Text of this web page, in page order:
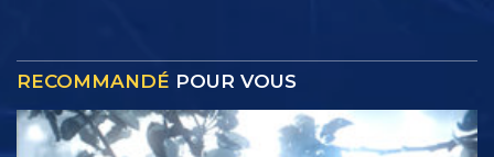
RECOMMANDÉ POUR VOUS